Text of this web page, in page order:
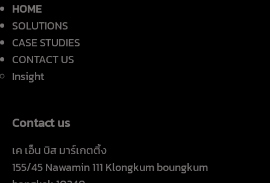
HOME
SOLUTIONS
CASE STUDIES
CONTACT US
Insight
Contact us
เค เอ็น บิส มาร์เกตติ้ง
155/45 Nawamin 111 Klongkum boungkum